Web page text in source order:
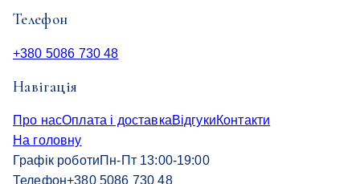
Телефон
+380 5086 730 48
Навігація
Про насОплата і доставкаВідгукиКонтакти
На головну
Графік роботиПн-Пт 13:00-19:00
Телефон+380 5086 730 48